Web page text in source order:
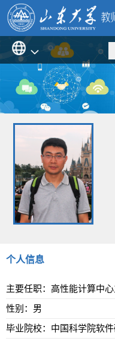
个人信息
主要任职：高性能计算中
性别：男
毕业院校：中国科学院软